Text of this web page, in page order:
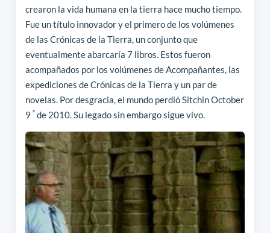
crearon la vida humana en la tierra hace mucho tiempo.
Fue un título innovador y el primero de los volúmenes
de las Crónicas de la Tierra, un conjunto que
eventualmente abarcaría 7 libros. Estos fueron
acompañados por los volúmenes de Acompañantes, las
expediciones de Crónicas de la Tierra y un par de
novelas. Por desgracia, el mundo perdió Sitchin October
9 ªde 2010. Su legado sin embargo sigue vivo.